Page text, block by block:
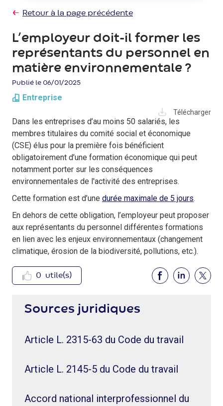
Retour à la page précédente
0 utile(s)
L’employeur doit-il former les
représentants du personnel en
matière environnementale ?
Publié le 06/01/2025
Entreprise
Télécharger
Dans les entreprises d’au moins 50 salariés, les
membres titulaires du comité social et économique
(CSE) élus pour la première fois bénéficient
obligatoirement d’une formation économique qui peut
notamment porter sur les conséquences
environnementales de l'activité des entreprises.
Cette formation est d’une durée maximale de 5 jours.
En dehors de cette obligation, l’employeur peut proposer
aux représentants du personnel différentes formations
en lien avec les enjeux environnementaux (changement
climatique, érosion de la biodiversité, pollutions, etc.).
Sources juridiques
Article L. 2315-63 du Code du travail
Article L. 2145-5 du Code du travail
Accord national interprofessionnel du